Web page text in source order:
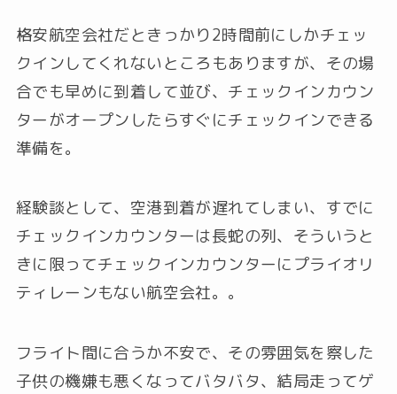
格安航空会社だときっかり2時間前にしかチェッ
クインしてくれないところもありますが、その場
合でも早めに到着して並び、チェックインカウン
ターがオープンしたらすぐにチェックインできる
準備を。
経験談として、空港到着が遅れてしまい、すでに
チェックインカウンターは長蛇の列、そういうと
きに限ってチェックインカウンターにプライオリ
ティレーンもない航空会社。。
フライト間に合うか不安で、その雰囲気を察した
子供の機嫌も悪くなってバタバタ、結局走ってゲ